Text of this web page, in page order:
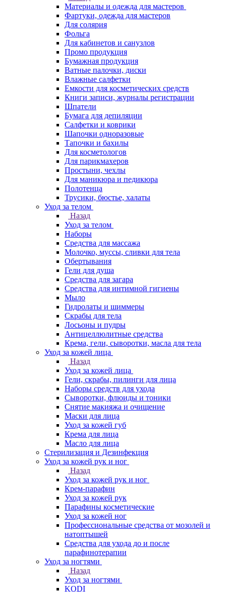
Материалы и одежда для мастеров
Фартуки, одежда для мастеров
Для солярия
Фольга
Для кабинетов и санузлов
Промо продукция
Бумажная продукция
Ватные палочки, диски
Влажные салфетки
Емкости для косметических средств
Книги записи, журналы регистрации
Шпатели
Бумага для депиляции
Салфетки и коврики
Шапочки одноразовые
Тапочки и бахилы
Для косметологов
Для парикмахеров
Простыни, чехлы
Для маникюра и педикюра
Полотенца
Трусики, бюстье, халаты
Уход за телом
Назад
Уход за телом
Наборы
Средства для массажа
Молочко, муссы, сливки для тела
Обертывания
Гели для душа
Средства для загара
Средства для интимной гигиены
Мыло
Гидролаты и шиммеры
Скрабы для тела
Лосьоны и пудры
Антицеллюлитные средства
Крема, гели, сыворотки, масла для тела
Уход за кожей лица
Назад
Уход за кожей лица
Гели, скрабы, пилинги для лица
Наборы средств для ухода
Сыворотки, флюиды и тоники
Снятие макияжа и очищение
Маски для лица
Уход за кожей губ
Крема для лица
Масло для лица
Стерилизация и Дезинфекция
Уход за кожей рук и ног
Назад
Уход за кожей рук и ног
Крем-парафин
Уход за кожей рук
Парафины косметические
Уход за кожей ног
Профессиональные средства от мозолей и
натоптышей
Средства для ухода до и после
парафинотерапии
Уход за ногтями
Назад
Уход за ногтями
KODI